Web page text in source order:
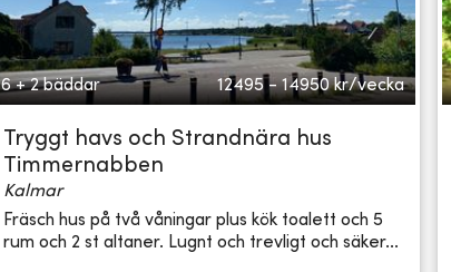
6 + 2 bäddar 12495 - 14950 kr/vecka
Tryggt havs och Strandnära hus
Timmernabben
Kalmar
Fräsch hus på två våningar plus kök toalett och 5
rum och 2 st altaner. Lugnt och trevligt och säker...